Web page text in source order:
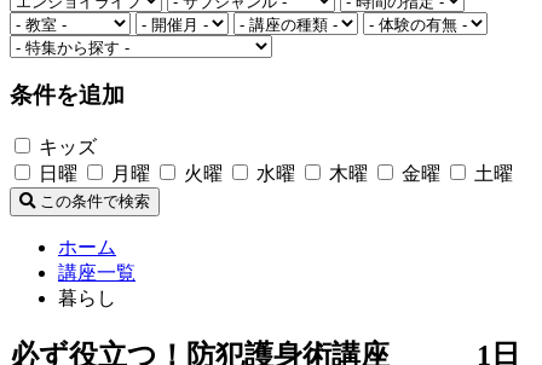
条件を追加
キッズ
日曜
月曜 火曜 水曜 木曜 金曜 土曜
この条件で検索
ホーム
講座一覧
暮らし
必ず役立つ！防犯護身術講座 1日